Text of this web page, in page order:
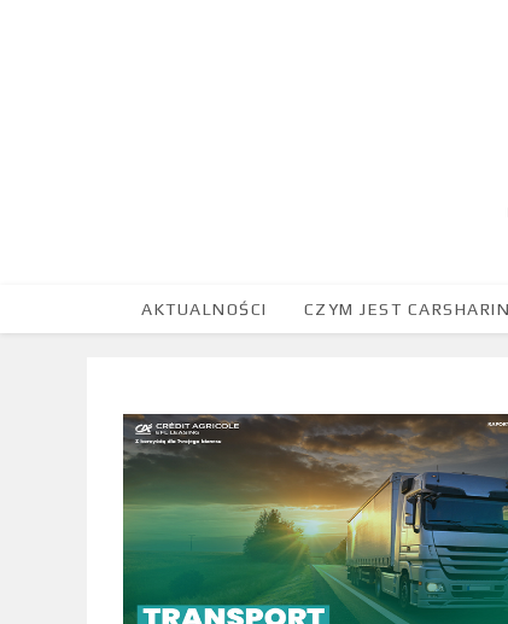
AKTUALNOŚCI CZYM JEST